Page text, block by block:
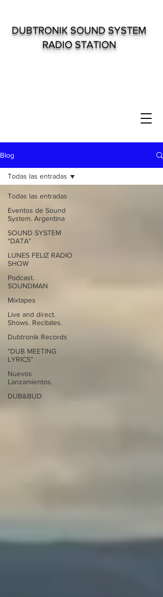
DUBTRONIK SOUND SYSTEM
RADIO STATION
Blog
Todas las entradas
Eventos de Sound
System. Argentina
SOUND SYSTEM
"DATA"
LUNES FELIZ RADIO
SHOW
Podcast.
SOUNDMAN
Mixtapes
Live and direct.
Shows. Recitales.
Dubtronik Records
"DUB MEETING
LYRICS"
Nuevos
Lanzamientos.
DUB&BUD
Todas las entradas